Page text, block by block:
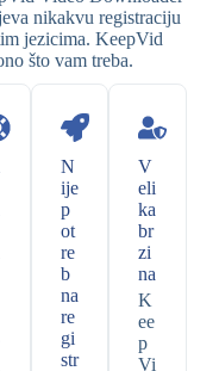
nikakvu registraciju
jezicima. KeepVid
što vam treba.
N
ije
p
ot
re
b
na
re
gi
str
V
eli
ka
br
zi
na
K
ee
p
Vi